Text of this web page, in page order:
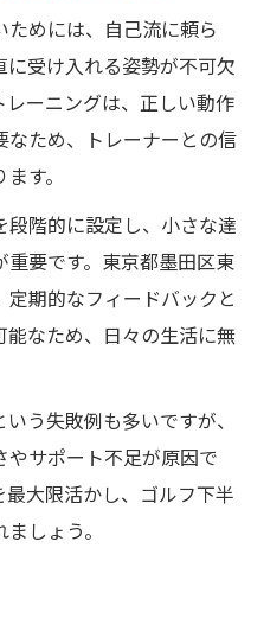
めには、自己流に頼ら
受け入れる姿勢が不可欠
ーニングは、正しい動作
なため、トレーナーとの信
す。
段階的に設定し、小さな達
要です。東京都墨田区東
期的なフィードバックと
なため、日々の生活に無
う失敗例も多いですが、
やサポート不足が原因で
大限活かし、ゴルフ下半
しょう。